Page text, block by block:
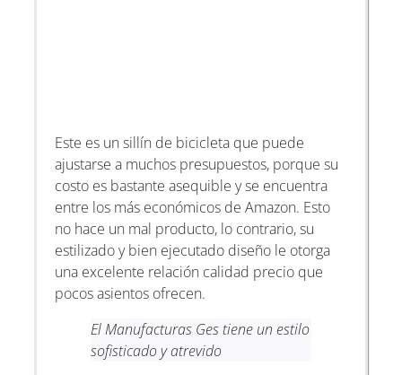
Este es un sillín de bicicleta que puede
ajustarse a muchos presupuestos, porque su
costo es bastante asequible y se encuentra
entre los más económicos de Amazon. Esto
no hace un mal producto, lo contrario, su
estilizado y bien ejecutado diseño le otorga
una excelente relación calidad precio que
pocos asientos ofrecen.
El Manufacturas Ges tiene un estilo
sofisticado y atrevido